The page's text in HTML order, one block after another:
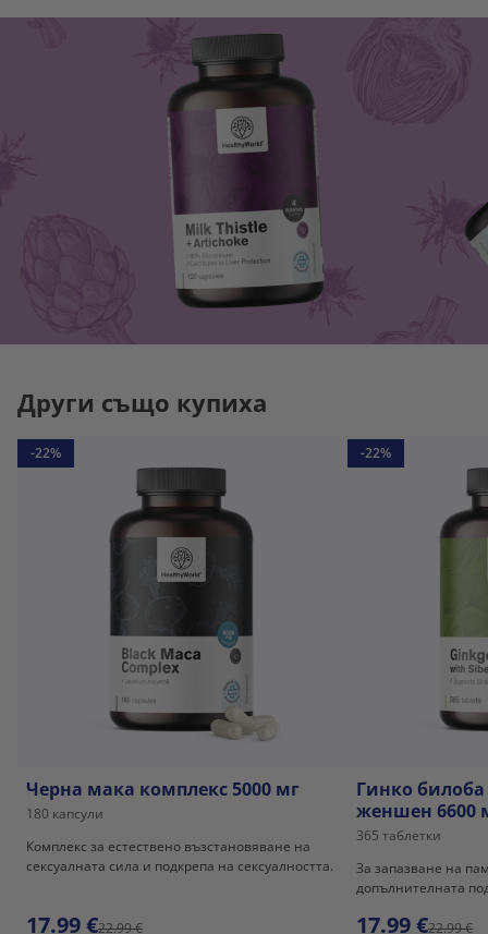
Други също купиха
-22%
Черна мака комплекс 5000 мг
180 капсули
Комплекс за естествено възстановяване на
сексуалната сила и подкрепа на сексуалността.
17.99 €22.99 €
-22%
Гинко
женшен 6600
365 таблетки
За запазване на
допълнителната
17.99 €22.99 €